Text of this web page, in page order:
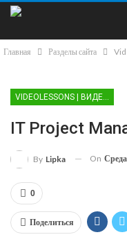
Главная Разделы сайта
IT Project
By Lipka On
0
Поделиться